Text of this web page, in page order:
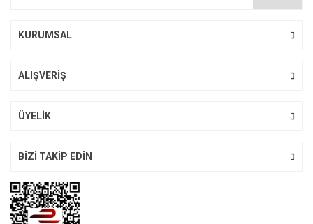
KURUMSAL
ALIŞVERİŞ
ÜYELİK
BİZİ TAKİP EDİN